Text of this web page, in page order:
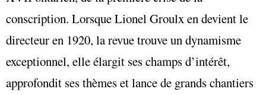
conscription. Lorsque Lionel Groulx en devient le
directeur en 1920, la revue trouve un dynamisme
exceptionnel, elle élargit ses champs d’intérêt,
approfondit ses thèmes et lance de grands chantiers